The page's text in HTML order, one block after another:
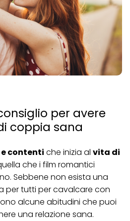
per avere
coppia sana
contenti che inizia al vita di
che i film romantici
Sebbene non esista una
per tutti per cavalcare con
alcune abitudini che puoi
una relazione sana.